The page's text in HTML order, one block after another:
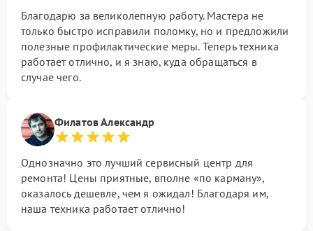
Благодарю за великолепную работу. Мастера не
только быстро исправили поломку, но и предложили
полезные профилактические меры. Теперь техника
работает отлично, и я знаю, куда обращаться в
случае чего.
Филатов Александр
Однозначно это лучший сервисный центр для
ремонта! Цены приятные, вполне «по карману»,
оказалось дешевле, чем я ожидал! Благодаря им,
наша техника работает отлично!